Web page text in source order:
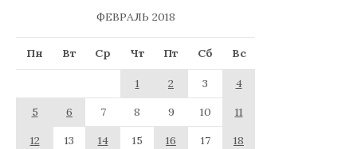
ФЕВРАЛЬ 2018
Пн Вт Ср Чт Пт Сб Вс
1 2 3
4
5
6 7 8 9 10
11
12
13 14 15 16 17
18